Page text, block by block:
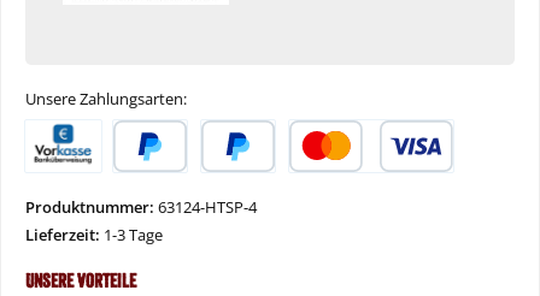
Unsere Zahlungsarten:
Produktnummer: 63124-HTSP-4
Lieferzeit: 1-3 Tage
Unsere Vorteile